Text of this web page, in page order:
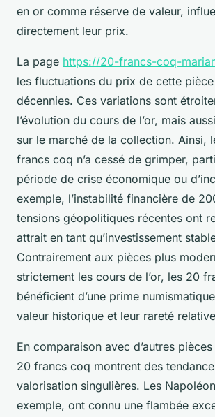
en or comme réserve de valeur,
directement leur prix.
La page https://20-francs-coq-
les fluctuations du prix de cette
décennies. Ces variations sont
l’évolution du cours de l’or, mais
sur le marché de la collection. Ainsi,
francs coq n’a cessé de grimper,
période de crise économique ou
exemple, l’instabilité financière de
tensions géopolitiques récentes ont
attrait en tant qu’investissement
Contrairement aux pièces plus
strictement les cours de l’or, les 20
bénéficient d’une prime
valeur historique et leur rareté
En comparaison avec d’autres
20 francs coq montrent des
valorisation singulières. Les
exemple, ont connu une flambée